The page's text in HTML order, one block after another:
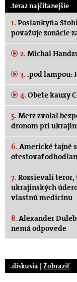
.teraz najčítanejšie
1. Poslankyňa
považuje zonácie
2. Michal
3. .pod lampou:
4. Obete kauzy
5. Merz zvolal
dronom pri
6. Americké tajné
otestovať
7. Rozsievali
ukrajinských
vlastnú medicínu
8. Alexander
nemá odpovede
.diskusia | Zobraziť